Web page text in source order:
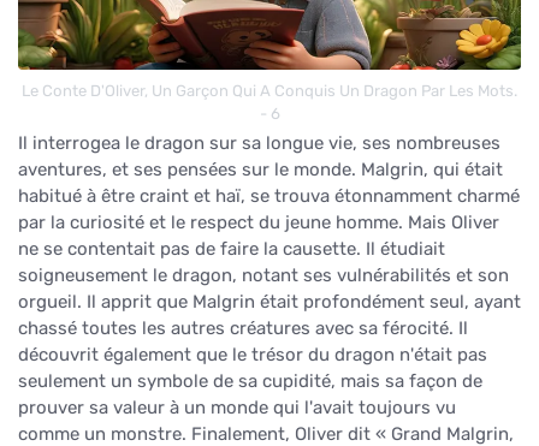
Le Conte D'Oliver, Un Garçon Qui A Conquis Un Dragon Par Les Mots.
- 6
Il interrogea le dragon sur sa longue vie, ses nombreuses
aventures, et ses pensées sur le monde. Malgrin, qui était
habitué à être craint et haï, se trouva étonnamment charmé
par la curiosité et le respect du jeune homme. Mais Oliver
ne se contentait pas de faire la causette. Il étudiait
soigneusement le dragon, notant ses vulnérabilités et son
orgueil. Il apprit que Malgrin était profondément seul, ayant
chassé toutes les autres créatures avec sa férocité. Il
découvrit également que le trésor du dragon n'était pas
seulement un symbole de sa cupidité, mais sa façon de
prouver sa valeur à un monde qui l'avait toujours vu
comme un monstre. Finalement, Oliver dit « Grand Malgrin,